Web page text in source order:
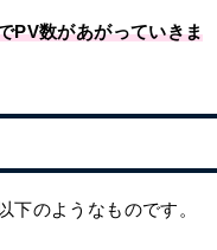
PV数があがっていきま
下のようなものです。